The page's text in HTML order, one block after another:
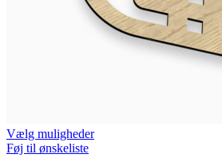
Vælg muligheder
Føj til ønskeliste